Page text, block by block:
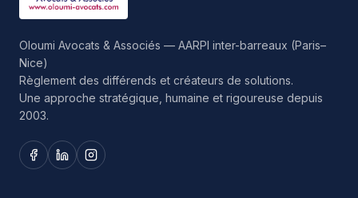
Oloumi Avocats & Associés — AARPI inter-barreaux (Paris–
Nice)
Règlement des différends et créateurs de solutions.
Une approche stratégique, humaine et rigoureuse depuis
2003.